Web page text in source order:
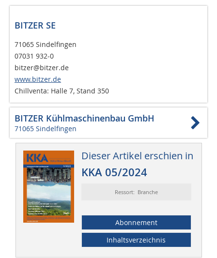
BITZER SE
71065 Sindelfingen
07031 932-0
bitzer@bitzer.de
www.bitzer.de
Chillventa: Halle 7, Stand 350
BITZER Kühlmaschinenbau GmbH
71065 Sindelfingen
Dieser Artikel erschien in
KKA 05/2024
Ressort: Branche
Abonnement
Inhaltsverzeichnis